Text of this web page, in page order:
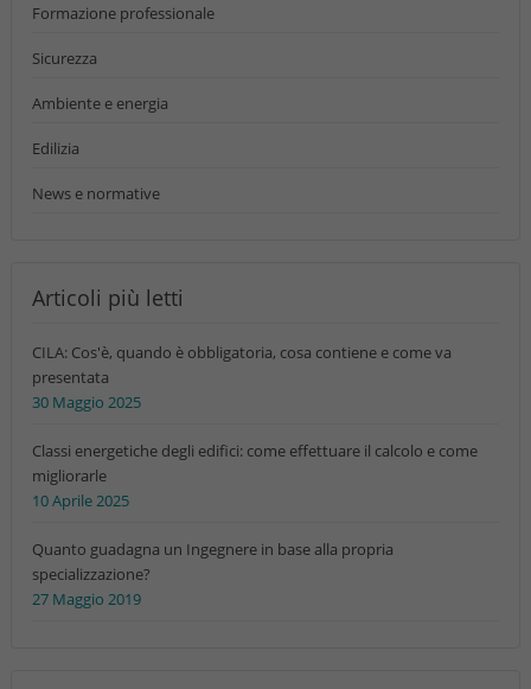
Formazione professionale
Sicurezza
Ambiente e energia
Edilizia
News e normative
Articoli più letti
CILA: Cos'è, quando è obbligatoria, cosa contiene e come va
presentata
30 Maggio 2025
Classi energetiche degli edifici: come effettuare il calcolo e come
migliorarle
10 Aprile 2025
Quanto guadagna un Ingegnere in base alla propria
specializzazione?
27 Maggio 2019